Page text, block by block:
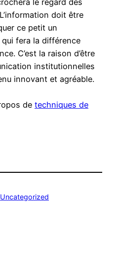
le regard des
doit être
ce petit un
fera la différence
C’est la raison d’être
institutionnelles
innovant et agréable.
de techniques de
Uncategorized